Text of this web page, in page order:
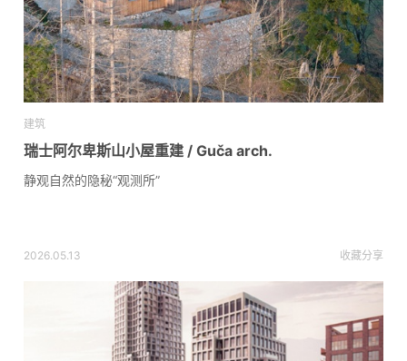
建筑
瑞士阿尔卑斯山小屋重建 / Guča arch.
静观自然的隐秘“观测所”
2026.05.13 收藏分享